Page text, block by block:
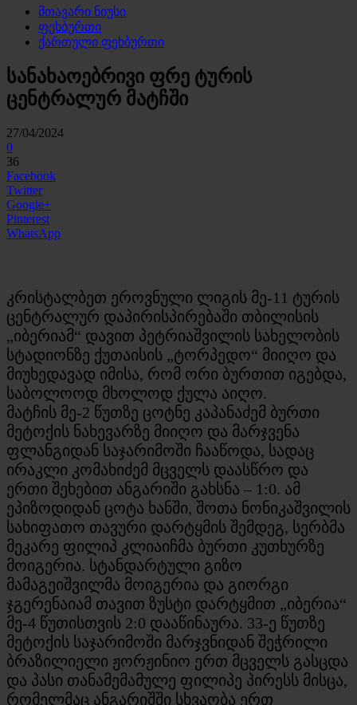
მთავარი ნიუსი
ფეხბურთი
ქართული ფეხბურთი
სანახაოებრივი ფრე ტურის
ცენტრალურ მატჩში
27/04/2024
0
36
Facebook
Twitter
Google+
Pinterest
WhatsApp
კრისტალბეთ ეროვნული ლიგის მე-11 ტურის
ცენტრალურ დაპირისპირებაში თბილისის
„იბერიამ“ დავით პეტრიაშვილის სახელობის
სტადიონზე ქუთაისის „ტორპედო“ მიიღო და
მიუხედავად იმისა, რომ ორი ბურთით იგებდა,
საბოლოოდ მხოლოდ ქულა აიღო.
მატჩის მე-2 წუთზე ცოტნე კაპანაძემ ბურთი
მეტოქის ნახევარზე მიიღო და მარჯვენა
ფლანგიდან საჯარიმოში ჩააწოდა, სადაც
ირაკლი კომახიძემ მცველს დაასწრო და
ერთი შეხებით ანგარიში გახსნა – 1:0. ამ
ეპიზოდიდან ცოტა ხანში, შოთა ნონიკაშვილის
სახიფათო თავური დარტყმის შემდეგ, სერბმა
მეკარე ფილიპ კლიაიჩმა ბურთი კუთხურზე
მოიგერია. სტანდარტული გიზო
მამაგეიშვილმა მოიგერია და გიორგი
ჯგერენაიამ თავით ზუსტი დარტყმით „იბერია“
მე-4 წუთისთვის 2:0 დააწინაურა. 33-ე წუთზე
მეტოქის საჯარიმოში მარჯვნიდან შეჭრილი
ბრაზილიელი ჟორჟინიო ერთ მცველს გასცდა
და პასი თანამემამულე ფილიპე პირესს მისცა,
რომელმაც ანგარიშში სხვაობა ერთ